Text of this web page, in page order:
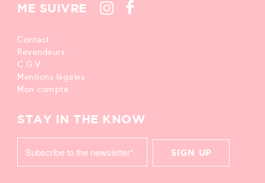
ME SUIVRE
Contact
Revendeurs
C.G.V.
Mentions légales
Mon compte
STAY IN THE KNOW